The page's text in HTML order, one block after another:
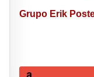
Grupo Erik